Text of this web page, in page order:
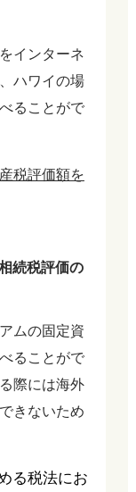
インターネ
ハワイの場
ることがで
税評価額を
続税評価の
ムの固定資
ることがで
際には海外
きないため
る税法にお